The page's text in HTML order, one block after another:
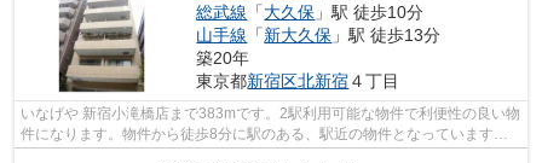
総武線 「大久保 」駅 徒歩10分
山手線 「新大久保 」駅 徒歩13分
築20年
東京都新宿区北新宿４丁目
いなげや 新宿小滝橋店まで383mです。2駅利用可能な物件で利便性の良い物
件になります。物件から徒歩8分に駅のある、駅近の物件となっています。